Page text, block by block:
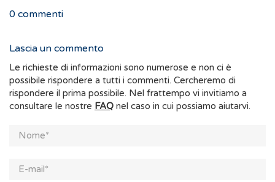
0 commenti
Lascia un commento
Le richieste di informazioni sono numerose e non ci è
possibile rispondere a tutti i commenti. Cercheremo di
rispondere il prima possibile. Nel frattempo vi invitiamo a
consultare le nostre FAQ nel caso in cui possiamo aiutarvi.